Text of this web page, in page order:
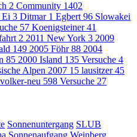
2 Community 1402
Ei 3 Ditmar 1 Egbert 96 Slowakei
57 Koenigsteiner41
2 2011 New York 3 2009
149 2005 Föhr88 2004
85 2000 Island 135 Versuche 4
Alpen 2007 15 lausitzer45
volker-neu 598 Versuche 27
Sonnenuntergang SLUB
Sonnenaufgang Weinberg